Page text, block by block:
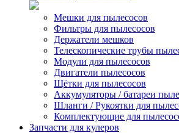
Мешки для пылесосов
Фильтры для пылесосов
Держатели мешков
Телескопические трубы
Модули для пылесосов
Двигатели пылесосов
Щётки для пылесосов
Аккумуляторы / батареи
Шланги / Рукоятки для
Комплектующие для
Запчасти для кулеров